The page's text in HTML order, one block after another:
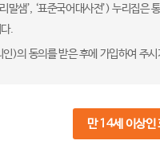
말샘’, ‘표준국어대사전’) 누리집
.
)의 동의를 받은 후에 가입하여 주
만 14세 이상인